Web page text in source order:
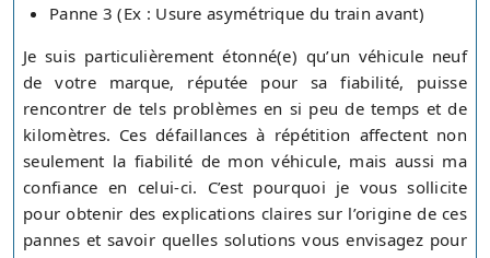
Panne 3 (Ex : Usure asymétrique du train avant)
Je suis particulièrement étonné(e) qu’un véhicule neuf
de votre marque, réputée pour sa fiabilité, puisse
rencontrer de tels problèmes en si peu de temps et de
kilomètres. Ces défaillances à répétition affectent non
seulement la fiabilité de mon véhicule, mais aussi ma
confiance en celui-ci. C’est pourquoi je vous sollicite
pour obtenir des explications claires sur l’origine de ces
pannes et savoir quelles solutions vous envisagez pour